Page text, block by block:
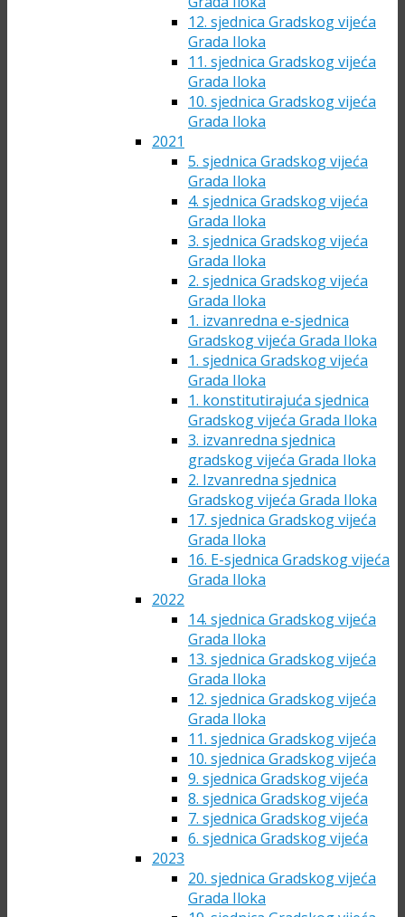
12. sjednica Gradskog vijeća
Grada Iloka
11. sjednica Gradskog vijeća
Grada Iloka
10. sjednica Gradskog vijeća
Grada Iloka
2021
5. sjednica Gradskog vijeća
Grada Iloka
4. sjednica Gradskog vijeća
Grada Iloka
3. sjednica Gradskog vijeća
Grada Iloka
2. sjednica Gradskog vijeća
Grada Iloka
1. izvanredna e-sjednica
Gradskog vijeća Grada Iloka
1. sjednica Gradskog vijeća
Grada Iloka
1. konstitutirajuća sjednica
Gradskog vijeća Grada Iloka
3. izvanredna sjednica
gradskog vijeća Grada Iloka
2. Izvanredna sjednica
Gradskog vijeća Grada Iloka
17. sjednica Gradskog vijeća
Grada Iloka
16. E-sjednica Gradskog vijeća
Grada Iloka
2022
14. sjednica Gradskog vijeća
Grada Iloka
13. sjednica Gradskog vijeća
Grada Iloka
12. sjednica Gradskog vijeća
Grada Iloka
11. sjednica Gradskog vijeća
10. sjednica Gradskog vijeća
9. sjednica Gradskog vijeća
8. sjednica Gradskog vijeća
7. sjednica Gradskog vijeća
6. sjednica Gradskog vijeća
2023
20. sjednica Gradskog vijeća
Grada Iloka